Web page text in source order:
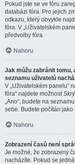
Pokud jste se ve fóru
databázi fóra. Pro jejich
odkazu, který obvykle
fóra. V „Uživatelském
předvolby fóra.
Nahoru
Jak můžu zabránit tomu,
seznamu uživatelů
V „Uživatelském panelu“
fóra“ najdete možnost
„Ano“, budete na
sebe. Budete počítán jako
Nahoru
Zobrazení časů není
Je možné, že zobrazený
nacházíte. Pokud se